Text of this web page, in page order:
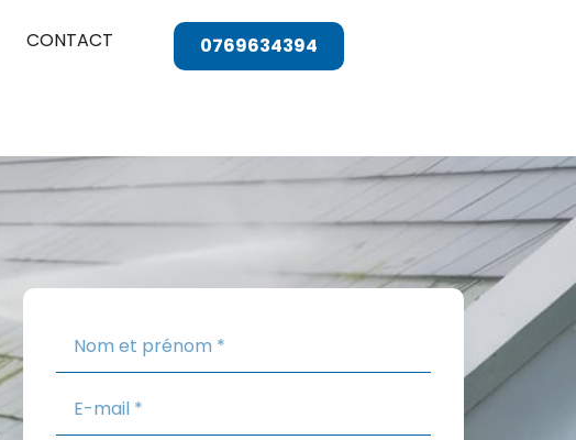
CONTACT 0769634394